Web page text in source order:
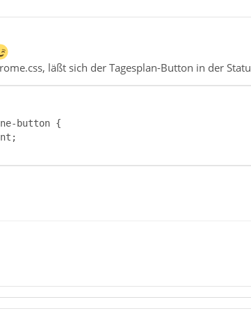
läßt sich der Tagesplan-Button in der